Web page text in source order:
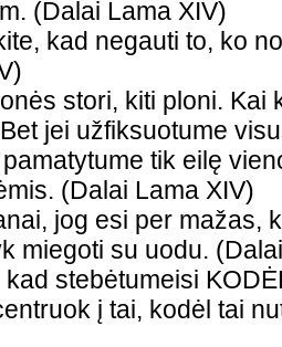
(Dalai Lama XIV)
kad negauti to, ko
stori, kiti ploni. Kai
jei užfiksuotume
tik eilę
(Dalai Lama XIV)
jog esi per mažas,
miegoti su uodu.
kad stebėtumeisi
į tai, kodėl tai